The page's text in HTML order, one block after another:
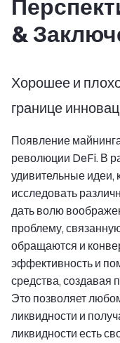
&
Хорошее и
границе
Появление
революции DeFi. В
удивительные
исследовать
дать волю
проблему,
обращаются и
эффективность и
средства, создавая
Это позволяет
ликвидности и
ликвидности есть